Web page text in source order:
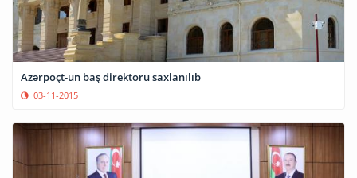
Azərpoçt-un baş direktoru saxlanılıb
03-11-2015